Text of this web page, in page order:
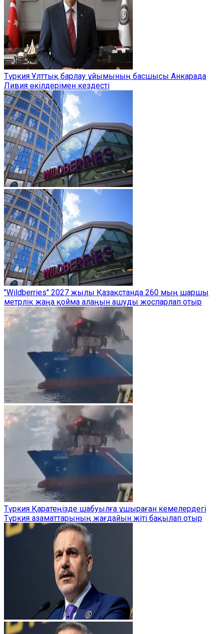
Түркия Ұлттық барлау ұйымының басшысы Анкарада
Ливия өкілдерімен кездесті
"Wildberries" 2027 жылы Қазақстанда 260 мың шаршы
метрлік жаңа қойма алаңын ашуды жоспарлап отыр
Түркия Қаратеңізде шабуылға ұшыраған кемелердегі
Түркия азаматтарының жағдайын жіті бақылап отыр